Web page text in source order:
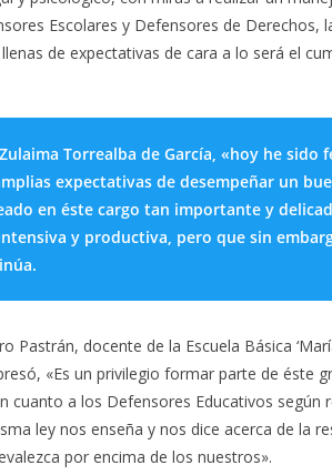
Escolares y Defensores de Derechos,
de expectativas de cara a lo será el
Torrealba de García, «hoy he sido
expectativas de desempeñar un
en éste cargo tan importante y
y productiva, pero que sin
Pastrán, docente de la Escuela Básica
«Es un privilegio formar parte de éste
cuanto a los Defensores Educativos según
ley nos enseña y nos dice acerca de la
por encima de los nuestros».